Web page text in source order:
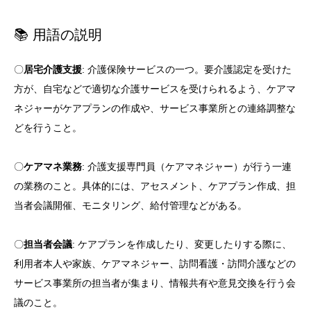
📚 用語の説明
〇居宅介護支援: 介護保険サービスの一つ。要介護認定を受けた
方が、自宅などで適切な介護サービスを受けられるよう、ケアマ
ネジャーがケアプランの作成や、サービス事業所との連絡調整な
どを行うこと。
〇ケアマネ業務: 介護支援専門員（ケアマネジャー）が行う一連
の業務のこと。具体的には、アセスメント、ケアプラン作成、担
当者会議開催、モニタリング、給付管理などがある。
〇担当者会議: ケアプランを作成したり、変更したりする際に、
利用者本人や家族、ケアマネジャー、訪問看護・訪問介護などの
サービス事業所の担当者が集まり、情報共有や意見交換を行う会
議のこと。